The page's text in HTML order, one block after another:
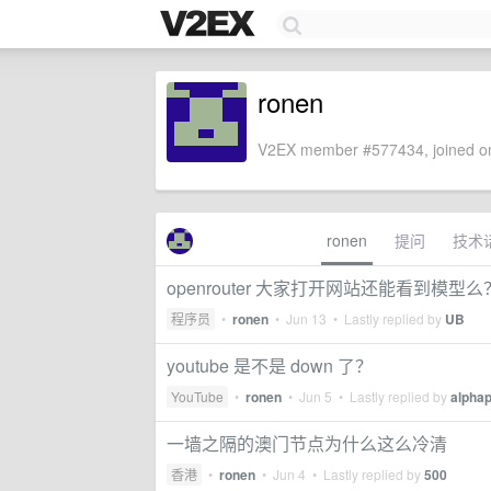
ronen
V2EX member #577434, joined
ronen 提问 技术
openrouter 大家打开网站还能看到模型么
程序员 • ronen • Jun 13 • Lastly replied by UB
youtube 是不是 down 了？
YouTube • ronen • Jun 5 • Lastly replied by
一墙之隔的澳门节点为什么这么冷清
香港 • ronen • Jun 4 • Lastly replied by500